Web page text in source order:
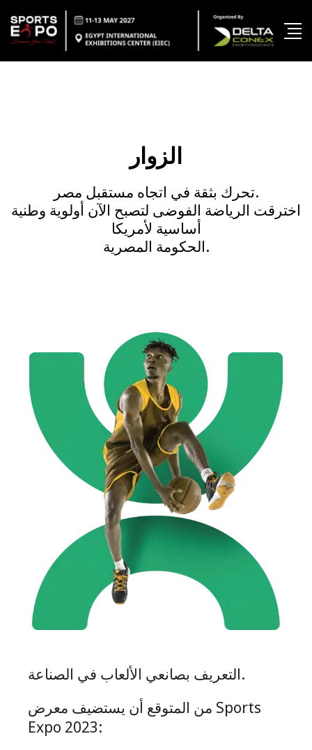
الزوار
تحرك بثقة في اتجاه مستقبل مصر.
اخترقت الرياضة الفوضى لتصبح الآن أولوية وطنية
أساسية لأمريكا
الحكومة المصرية.
التعريف بصانعي الألعاب في الصناعة.
من المتوقع أن يستضيف معرض Sports
Expo 2023: